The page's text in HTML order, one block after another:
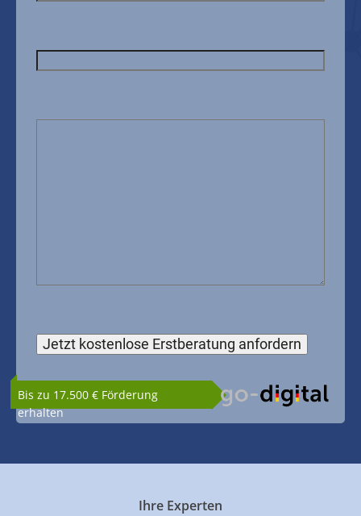
Bis zu 17.500 € Förderung
erhalten
Ihre Experten